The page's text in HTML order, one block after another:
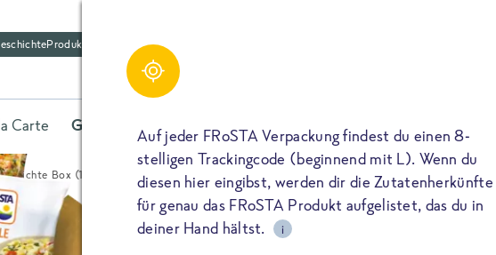
Produktfriedhof
Carte Gerichte Fisch Gemüse Kräuter Beliebte Boxen
Gerichte Box (14x500g)
TEILEN
Bewertungen für Veggie
Gerichte Box (14x500g)
(96) Bewertungen (0 )
ANSEHEN
Auf jeder FRoSTA Verpackung findest du einen 8-
stelligen Trackingcode (beginnend mit L). Wenn du
diesen hier eingibst, werden dir die Zutatenherkünfte
für genau das FRoSTA Produkt aufgelistet, das du in
deiner Hand hältst.
i